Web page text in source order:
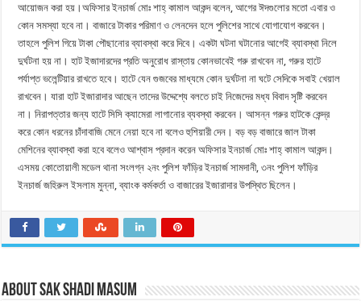
আয়োজন করা হয়।অফিসার ইনচার্জ মোঃ শাহ্ কামাল আকন্দ বলেন, আগের ঈদগুলোর মতো এবার ও
কোন সমস্যা হবে না। বাজারে টাকার পরিমাণ ও লেনদেন হলে পুলিশের সাথে যোগাযোগ করবেন।
তাহলে পুলিশ গিয়ে টাকা পৌছানোর ব্যাবস্থা করে দিবে। একটা ঘটনা ঘটানোর আগেই ব্যাবস্থা নিলে
দুর্ঘটনা হয় না। হাট ইজাদারদের প্রতি অনুরোধ রাস্তায় কোনভাবেই গরু রাখবেন না, গরুর হাটে
পর্যাপ্ত ভলেন্টিয়ার রাখতে হবে। হাটে যেন গুজবের মাধ্যমে কোন দুর্ঘটনা না ঘটে সেদিকে সবাই খেয়াল
রাখবেন। যারা হাট ইজারাদার আছেন তাদের উদ্দেশ্যে বলতে চাই নিজেদের মধ্য বিবাদ সৃষ্টি করবেন
না। নিরাপত্তার জন্য হাটে সিসি ক্যামেরা লাগানোর ব্যবস্থা করবেন। আসন্ন গরুর হাটকে কেন্দ্র
করে কোন ধরনের চাঁদাবাজি মেনে নেয়া হবে না বলেও হুশিয়ারী দেন। বড় বড় বাজারে জাল টাকা
মেশিনের ব্যাবস্থা করা হবে বলেও আশ্বাস প্রদান করেন অফিসার ইনচার্জ মোঃ শাহ্ কামাল আকন্দ।
এসময় কোতোয়ালী মডেল থানা সংলগ্ন ২নং পুলিশ ফাঁড়ির ইনচার্জ সামদানী, ৩নং পুলিশ ফাঁড়ির
ইনচার্জ জহিরুল ইসলাম মুন্না, ব্যাংক কর্মকর্তা ও বাজারের ইজারাদার উপস্থিত ছিলেন।
About Sak Shadi Masum